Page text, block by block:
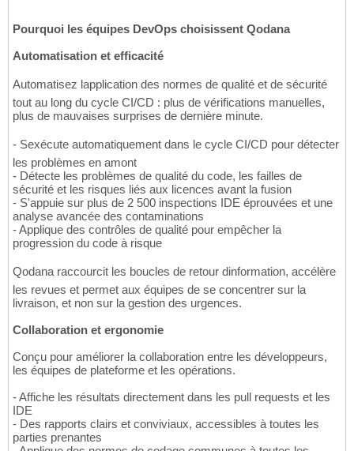
Pourquoi les équipes DevOps choisissent Qodana
Automatisation et efficacité
Automatisez lapplication des normes de qualité et de sécurité
tout au long du cycle CI/CD : plus de vérifications manuelles,
plus de mauvaises surprises de dernière minute.
- Sexécute automatiquement dans le cycle CI/CD pour détecter
les problèmes en amont
- Détecte les problèmes de qualité du code, les failles de
sécurité et les risques liés aux licences avant la fusion
- S'appuie sur plus de 2 500 inspections IDE éprouvées et une
analyse avancée des contaminations
- Applique des contrôles de qualité pour empêcher la
progression du code à risque
Qodana raccourcit les boucles de retour dinformation, accélère
les revues et permet aux équipes de se concentrer sur la
livraison, et non sur la gestion des urgences.
Collaboration et ergonomie
Conçu pour améliorer la collaboration entre les développeurs,
les équipes de plateforme et les opérations.
- Affiche les résultats directement dans les pull requests et les
IDE
- Des rapports clairs et conviviaux, accessibles à toutes les
parties prenantes